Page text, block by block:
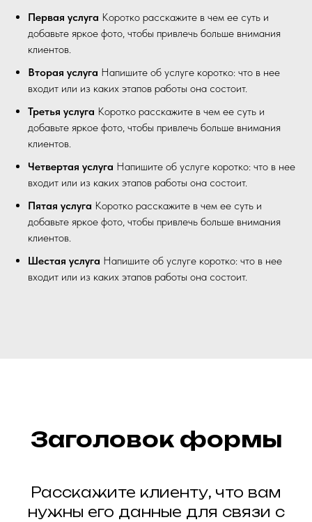
Первая услуга Коротко расскажите в чем ее суть и
добавьте яркое фото, чтобы привлечь больше внимания
клиентов.
Вторая услуга Напишите об услуге коротко: что в нее
входит или из каких этапов работы она состоит.
Третья услуга Коротко расскажите в чем ее суть и
добавьте яркое фото, чтобы привлечь больше внимания
клиентов.
Четвертая услуга Напишите об услуге коротко: что в нее
входит или из каких этапов работы она состоит.
Пятая услуга Коротко расскажите в чем ее суть и
добавьте яркое фото, чтобы привлечь больше внимания
клиентов.
Шестая услуга Напишите об услуге коротко: что в нее
входит или из каких этапов работы она состоит.
Заголовок формы
Расскажите клиенту, что вам
нужны его данные для связи с